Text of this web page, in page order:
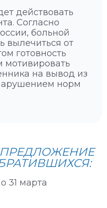
действовать
Согласно
больной
вылечиться от
готовность
мотивировать
на вывод из
норм
31 марта